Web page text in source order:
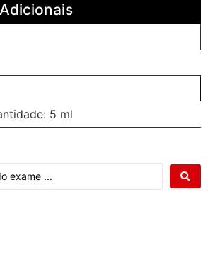
5 ml